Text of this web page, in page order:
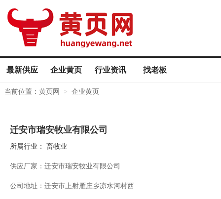
最新供应 企业黄页 行业资讯 找老板
当前位置： 黄页网 > 企业黄页
迁安市瑞安牧业有限公司
所属行业： 畜牧业
供应厂家： 迁安市瑞安牧业有限公司
公司地址： 迁安市上射雁庄乡凉水河村西